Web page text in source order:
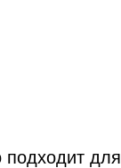
для